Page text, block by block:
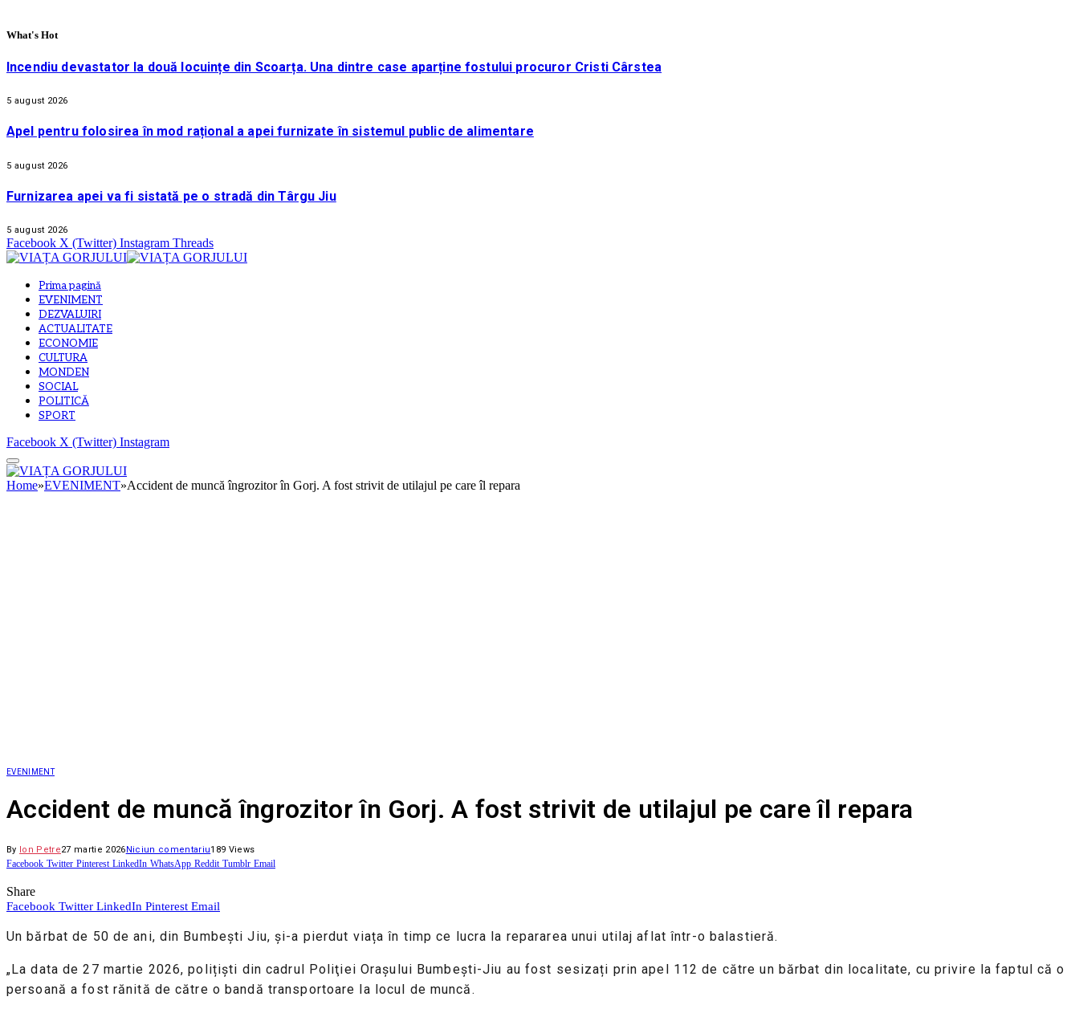
What's Hot
Incendiu devastator la două locuințe din Scoarța. Una dintre case aparține fostului procuror Cristi Cârstea
5 august 2026
Apel pentru folosirea în mod rațional a apei furnizate în sistemul public de alimentare
5 august 2026
Furnizarea apei va fi sistată pe o stradă din Târgu Jiu
5 august 2026
Facebook X (Twitter) Instagram Threads
Prima pagină
EVENIMENT
DEZVALUIRI
ACTUALITATE
ECONOMIE
CULTURA
MONDEN
SOCIAL
POLITICĂ
SPORT
Facebook X (Twitter) Instagram
Home»EVENIMENT»Accident de muncă îngrozitor în Gorj. A fost strivit de utilajul pe care îl repara
EVENIMENT
Accident de muncă îngrozitor în Gorj. A fost strivit de utilajul pe care îl repara
By Ion Petre27 martie 2026Niciun comentariu189 Views
Facebook Twitter Pinterest LinkedIn WhatsApp Reddit Tumblr Email
Share
Facebook Twitter LinkedIn Pinterest Email
Un bărbat de 50 de ani, din Bumbești Jiu, și-a pierdut viața în timp ce lucra la repararea unui utilaj aflat într-o balastieră.
„La data de 27 martie 2026, polițiști din cadrul Poliţiei Oraşului Bumbeşti-Jiu au fost sesizați prin apel 112 de către un bărbat din localitate, cu privire la faptul că o
persoană a fost rănită de către o bandă transportoare la locul de muncă.